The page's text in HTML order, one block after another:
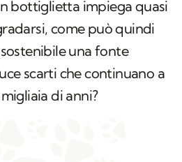
bottiglietta impiega quasi
come può quindi
una fonte
scarti che continuano a
di anni?